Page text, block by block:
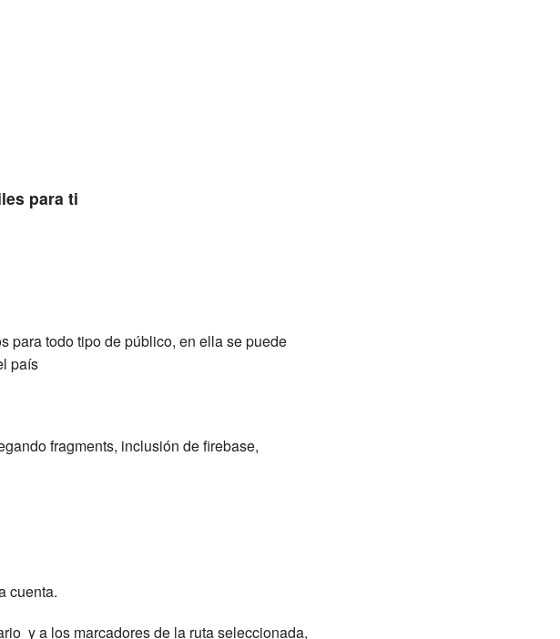
para ti
para todo tipo de público, en ella se puede
país
fragments, inclusión de firebase,
cuenta.
y a los marcadores de la ruta seleccionada,